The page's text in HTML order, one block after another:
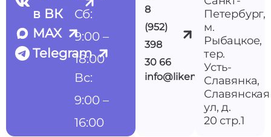
8
(952)
398
30 66
info@likemedspb.ru
Петербург,
м.
Рыбацкое,
тер.
Усть-
Славянка,
Славянская
ул, д.
20 стр.1
в ВК
MAX
Telegram
Сб:
9:00 –
18:00
Вс:
9:00 –
16:00